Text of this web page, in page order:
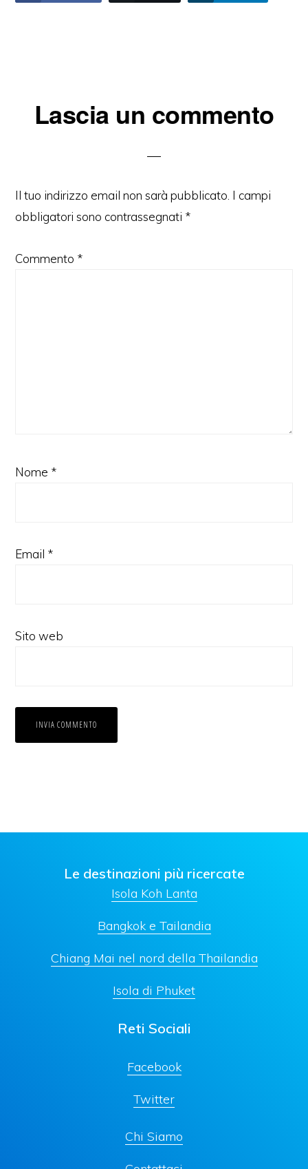
Interazioni
Lascia un commento
Il tuo indirizzo email non sarà pubblicato. I campi
obbligatori sono contrassegnati *
Commento *
Nome *
Email *
Sito web
Le destinazioni più ricercate
Isola Koh Lanta
Bangkok e Tailandia
Chiang Mai nel nord della Thailandia
Isola di Phuket
Reti Sociali
Facebook
Twitter
Chi Siamo